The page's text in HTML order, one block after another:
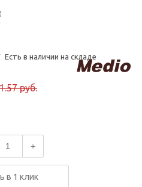
Есть в наличии на складе
руб.
+
в 1 клик